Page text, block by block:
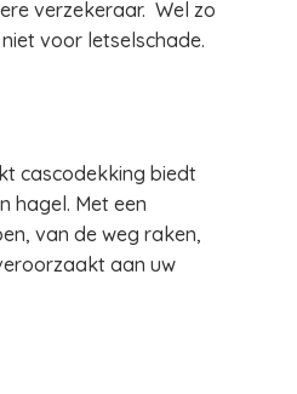
verzekeraar. Wel zo
voor letselschade.
cascodekking biedt
hagel. Met een
van de weg raken,
aan uw